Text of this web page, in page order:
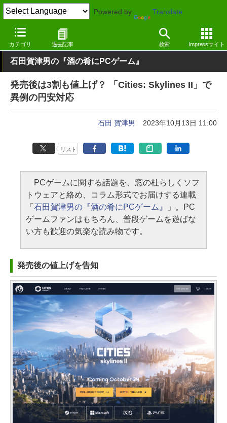
Powered by Translate
カテゴリ 過去記事 検索 Impressサイト
窓の杜 エンタメ ゲーム
石田賀津男の『酒の肴にPCゲーム』
発売後は3割も値上げ？ 「Cities: Skylines II」で
異例の円安対応
石田 賀津男 2023年10月13日 11:00
リスト
PCゲームに関する話題を、窓の杜らしくソフ
トウェアと絡め、コラム形式でお届けする連載
「石田賀津男の『酒の肴にPCゲーム』
」。PC
ゲームファンはもちろん、普段ゲームを遊ばな
い方も歓迎の気楽な読み物です。
発売後の値上げを告知